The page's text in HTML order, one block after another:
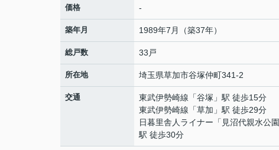
価格 -
築年月 1989年7月（築37年）
総戸数 33戸
所在地 埼玉県草加市谷塚仲町341-2
交通 東武伊勢崎線 「谷塚 」駅 徒歩15分
東武伊勢崎線 「草加 」駅 徒歩29分
日暮里舎人ライナー 「 見沼代親水公園
駅 徒歩30分